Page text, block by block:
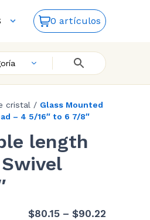
0 artículos
cristal / Glass Mounted
– 4 5/16″ to 6 7/8″
length
$80.15 – $90.22